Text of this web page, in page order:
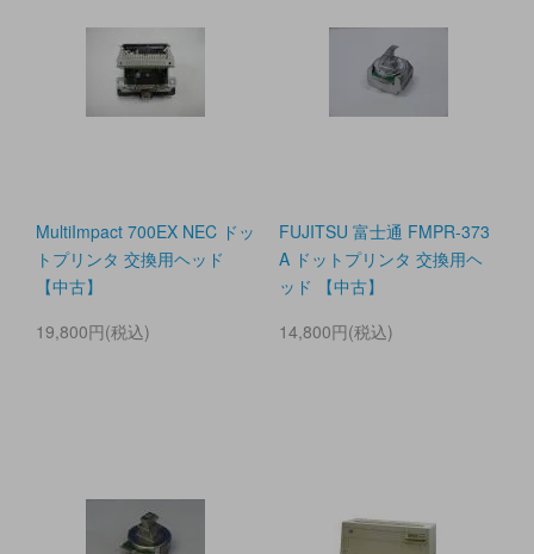
MultiImpact 700EX NEC ドッ
トプリンタ 交換用ヘッド
【中古】
19,800円(税込)
FUJITSU 富士通 FMPR-373
A ドットプリンタ 交換用ヘ
ッド 【中古】
14,800円(税込)